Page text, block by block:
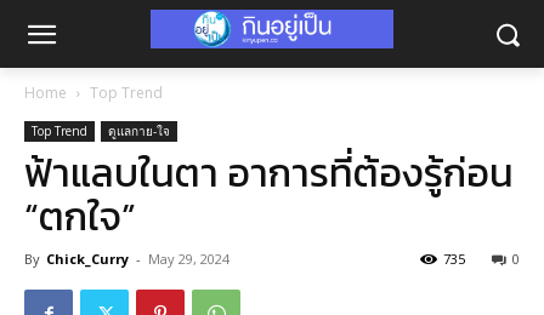
Home Top Trend
Top Trend ดูแลกาย-ใจ
ฟ้าแลบในตา อาการที่ต้องรู้ก่อน
“ตกใจ”
By Chick_Curry - May 29, 2024 0
735